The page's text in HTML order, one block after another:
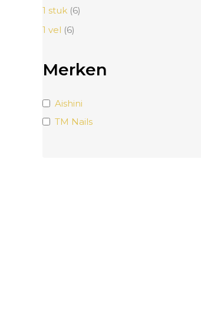
1 stuk (6)
1 vel (6)
Merken
Aishini
TM Nails